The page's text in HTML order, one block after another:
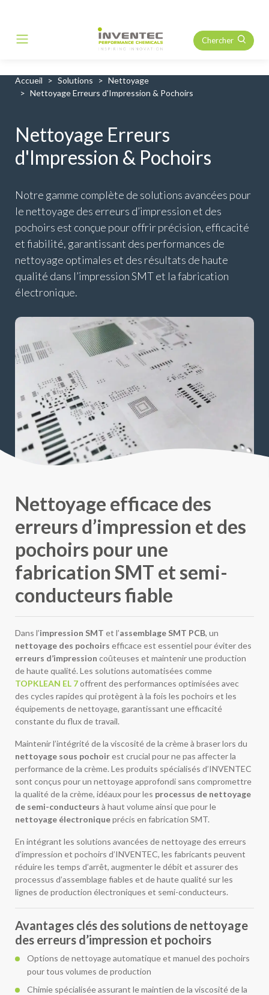
Main Navigation Chercher
Accueil Solutions
Nettoyage
Nettoyage Erreurs d'Impression & Pochoirs
Nettoyage Erreurs
d'Impression & Pochoirs
Notre gamme complète de solutions avancées pour
le nettoyage des erreurs d’impression et des
pochoirs est conçue pour offrir précision, efficacité
et fiabilité, garantissant des performances de
nettoyage optimales et des résultats de haute
qualité dans l’impression SMT et la fabrication
électronique.
Nettoyage efficace des
erreurs d’impression et des
pochoirs pour une
fabrication SMT et semi-
conducteurs fiable
Dans l’impression SMT et l’assemblage SMT PCB, un
nettoyage des pochoirs efficace est essentiel pour éviter des
erreurs d’impression coûteuses et maintenir une production
de haute qualité. Les solutions automatisées comme
TOPKLEAN EL 7offrent des performances optimisées avec
des cycles rapides qui protègent à la fois les pochoirs et les
équipements de nettoyage, garantissant une efficacité
constante du flux de travail.
Maintenir l’intégrité de la viscosité de la crème à braser lors du
nettoyage sous pochoirest crucial pour ne pas affecter la
performance de la crème. Les produits spécialisés d’INVENTEC
sont conçus pour un nettoyage approfondi sans compromettre
la qualité de la crème, idéaux pour les processus de nettoyage
de semi-conducteurs à haut volume ainsi que pour le
nettoyage électroniqueprécis en fabrication SMT.
En intégrant les solutions avancées de nettoyage des erreurs
d’impression et pochoirs d’INVENTEC, les fabricants peuvent
réduire les temps d’arrêt, augmenter le débit et assurer des
processus d’assemblage fiables et de haute qualité sur les
lignes de production électroniques et semi-conducteurs.
Avantages clés des solutions de nettoyage
des erreurs d’impression et pochoirs
Options de nettoyage automatique et manuel des pochoirs
pour tous volumes de production
Chimie spécialisée assurant le maintien de la viscosité de la